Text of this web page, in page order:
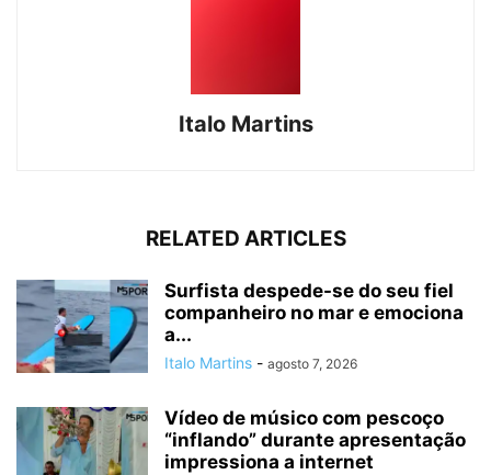
Italo Martins
RELATED ARTICLES
Surfista despede-se do seu fiel
companheiro no mar e emociona
a...
Italo Martins - agosto 7, 2026
Vídeo de músico com pescoço
“inflando” durante apresentação
impressiona a internet